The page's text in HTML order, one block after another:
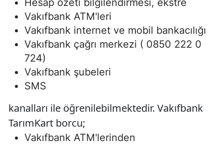
Hesap özeti bilgilendirmesi, ekstre
Vakıfbank ATM'leri
Vakıfbank internet ve mobil bankacılığı
Vakıfbank çağrı merkezi ( 0850 222 0
724)
Vakıfbank şubeleri
SMS
kanalları ile öğrenilebilmektedir. Vakıfbank
TarımKart borcu;
Vakıfbank ATM'lerinden